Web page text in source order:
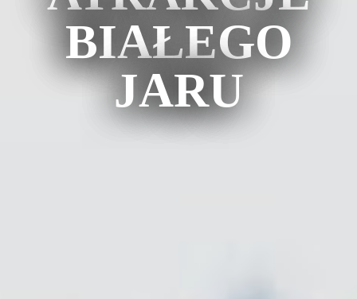
BIAŁEGO
JARU